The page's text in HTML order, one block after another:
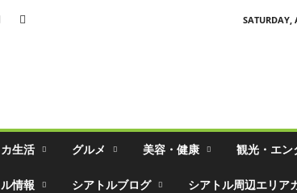
SATURDAY,
生活 グルメ 美容・健康 観光・エン
情報 シアトルブログ シアトル周辺エリア